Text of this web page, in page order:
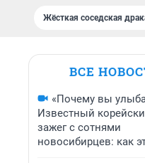
Жёсткая соседская
ВСЕ
«Почему вы
Известный
зажег с сотнями
новосибирцев: как